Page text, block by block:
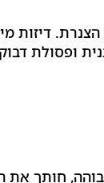
ופסולת
חותך